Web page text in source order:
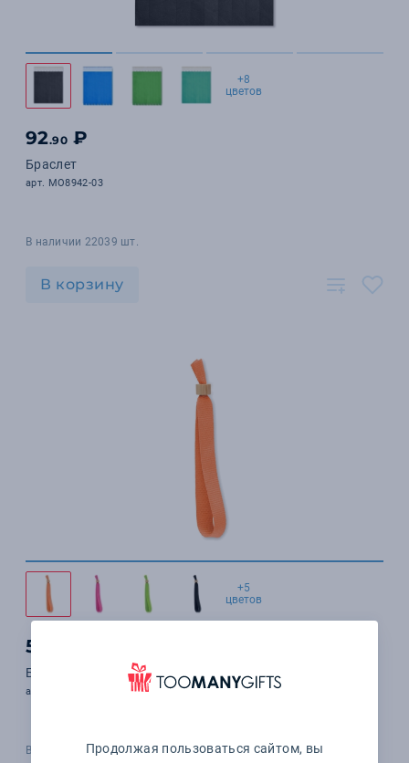
+8
цветов
92.90 ₽
Браслет
арт. MO8942-03
В наличии 22039 шт.
В корзину
+5
цветов
55
Браслет
арт. MO6706-10
В наличии 2459 шт.Продолжая пользоваться сайтом, вы